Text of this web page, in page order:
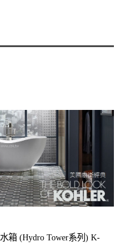
箱 (Hydro Tower系列) K-